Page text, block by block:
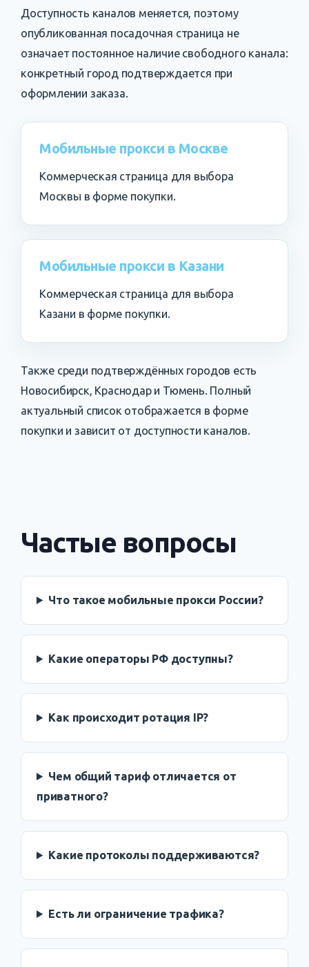
Доступность каналов меняется, поэтому
опубликованная посадочная страница не
означает постоянное наличие свободного канала:
конкретный город подтверждается при
оформлении заказа.
Мобильные прокси в Москве
Коммерческая страница для выбора
Москвы в форме покупки.
Мобильные прокси в Казани
Коммерческая страница для выбора
Казани в форме покупки.
Также среди подтверждённых городов есть
Новосибирск, Краснодар и Тюмень. Полный
актуальный список отображается в форме
покупки и зависит от доступности каналов.
Частые вопросы
Что такое мобильные прокси России?
Какие операторы РФ доступны?
Как происходит ротация IP?
Чем общий тариф отличается от
приватного?
Какие протоколы поддерживаются?
Есть ли ограничение трафика?